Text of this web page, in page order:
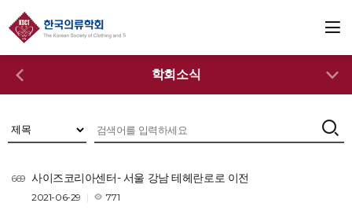
학회소식
669 사이즈코리아센터- 서울 강남 테헤란로로 이전
2021-06-29 771